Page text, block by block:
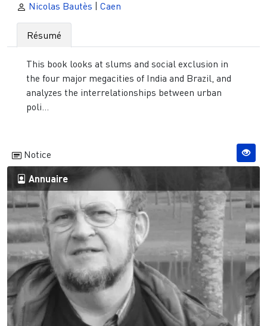
Nicolas Bautès Caen
Résumé
This book looks at slums and social exclusion in
the four major megacities of India and Brazil, and
analyzes the interrelationships between urban
poli...
Notice
Annuaire